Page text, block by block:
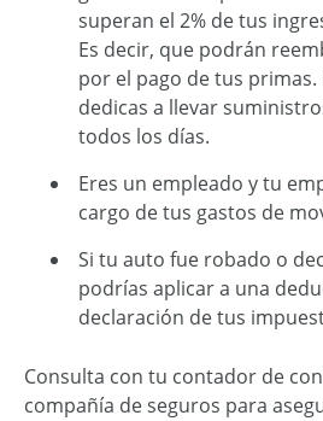
superan el 2% de tus
Es decir, que podrán
por el pago de tus
dedicas a llevar
todos los días.
Eres un empleado y tu
cargo de tus gastos de
Si tu auto fue robado o
podrías aplicar a una
declaración de tus
Consulta con tu contador de
compañía de seguros para